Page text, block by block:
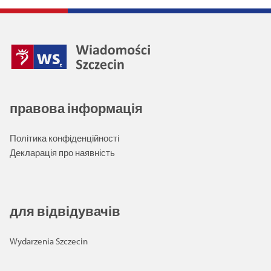
правова інформація
Політика конфіденційності
Декларація про наявність
для відвідувачів
Wydarzenia Szczecin